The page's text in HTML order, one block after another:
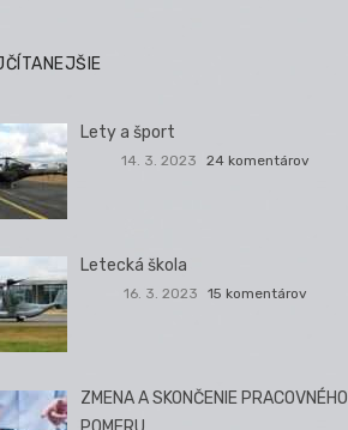
Lety a šport
14. 3. 2023 24 komentárov
Letecká škola
16. 3. 2023 15 komentárov
ZMENA A SKONČENIE PRACOVNÉHO